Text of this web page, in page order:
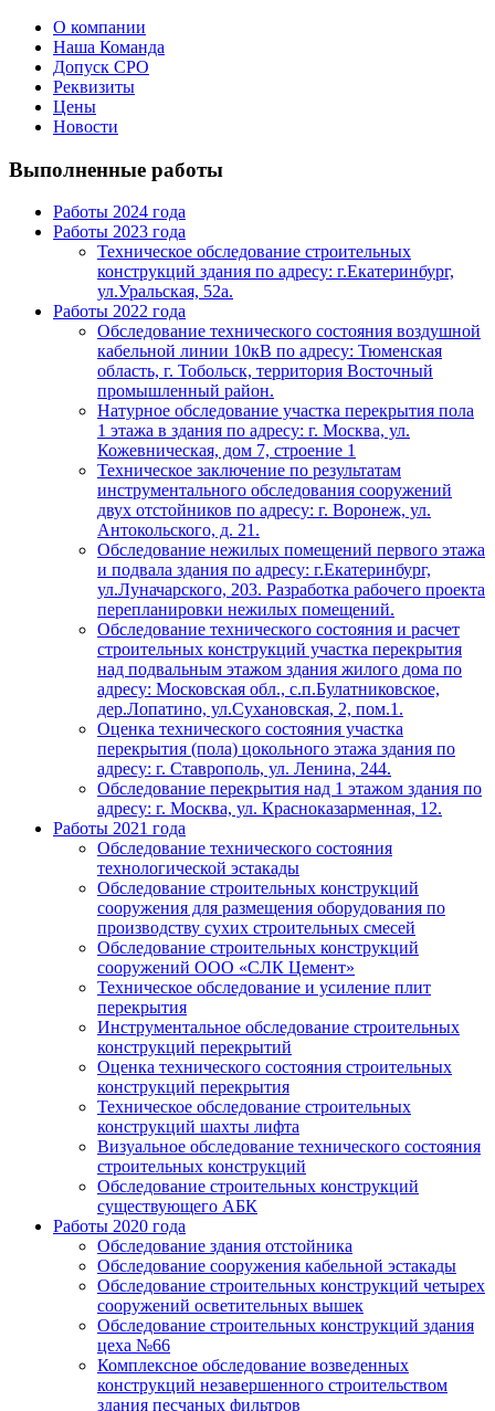
О компании
Наша Команда
Допуск СРО
Реквизиты
Цены
Новости
Выполненные работы
Работы 2024 года
Работы 2023 года
Техническое обследование строительных
конструкций здания по адресу: г.Екатеринбург,
ул.Уральская, 52а.
Работы 2022 года
Обследование технического состояния воздушной
кабельной линии 10кВ по адресу: Тюменская
область, г. Тобольск, территория Восточный
промышленный район.
Натурное обследование участка перекрытия пола
1 этажа в здания по адресу: г. Москва, ул.
Кожевническая, дом 7, строение 1
Техническое заключение по результатам
инструментального обследования сооружений
двух отстойников по адресу: г. Воронеж, ул.
Антокольского, д. 21.
Обследование нежилых помещений первого этажа
и подвала здания по адресу: г.Екатеринбург,
ул.Луначарского, 203. Разработка рабочего проекта
перепланировки нежилых помещений.
Обследование технического состояния и расчет
строительных конструкций участка перекрытия
над подвальным этажом здания жилого дома по
адресу: Московская обл., с.п.Булатниковское,
дер.Лопатино, ул.Сухановская, 2, пом.1.
Оценка технического состояния участка
перекрытия (пола) цокольного этажа здания по
адресу: г. Ставрополь, ул. Ленина, 244.
Обследование перекрытия над 1 этажом здания по
адресу: г. Москва, ул. Красноказарменная, 12.
Работы 2021 года
Обследование технического состояния
технологической эстакады
Обследование строительных конструкций
сооружения для размещения оборудования по
производству сухих строительных смесей
Обследование строительных конструкций
сооружений ООО «СЛК Цемент»
Техническое обследование и усиление плит
перекрытия
Инструментальное обследование строительных
конструкций перекрытий
Оценка технического состояния строительных
конструкций перекрытия
Техническое обследование строительных
конструкций шахты лифта
Визуальное обследование технического состояния
строительных конструкций
Обследование строительных конструкций
существующего АБК
Работы 2020 года
Обследование здания отстойника
Обследование сооружения кабельной эстакады
Обследование строительных конструкций четырех
сооружений осветительных вышек
Обследование строительных конструкций здания
цеха №66
Комплексное обследование возведенных
конструкций незавершенного строительством
здания песчаных фильтров